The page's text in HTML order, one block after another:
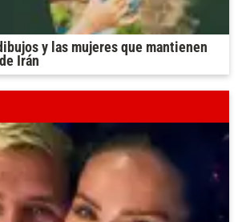
y las mujeres que mantienen
Irán